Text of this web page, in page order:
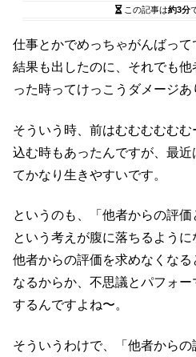
この記事は約3分
仕事とかでめっちゃがんばっ
結果も出したのに、それでも
った時ってけっこうダメージあ
そういう時、前はむむむむむ
込む時もあったんですが、最
てかなり生きやすいです。
というのも、「他者からの評価
という考えが腹に落ちるように
他者からの評価を求めなくなる
なるからか、不思議とパフォ
するんですよね〜。
そういうわけで、「他者から